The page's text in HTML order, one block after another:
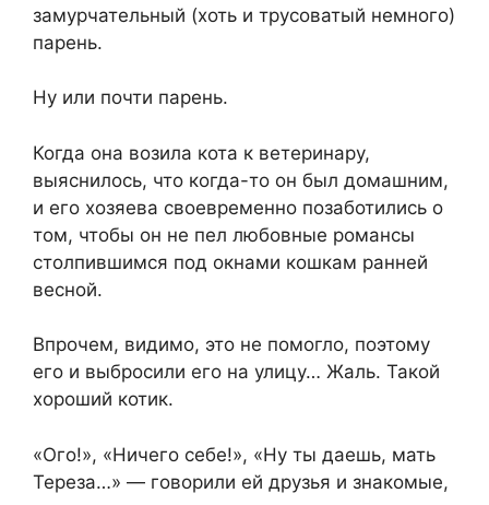
замурчательный (хоть и трусоватый немного)
парень.
Ну или почти парень.
Когда она возила кота к ветеринару,
выяснилось, что когда-то он был домашним,
и его хозяева своевременно позаботились о
том, чтобы он не пел любовные романсы
столпившимся под окнами кошкам ранней
весной.
Впрочем, видимо, это не помогло, поэтому
его и выбросили его на улицу… Жаль. Такой
хороший котик.
«Ого!», «Ничего себе!», «Ну ты даешь, мать
Тереза…» — говорили ей друзья и знакомые,